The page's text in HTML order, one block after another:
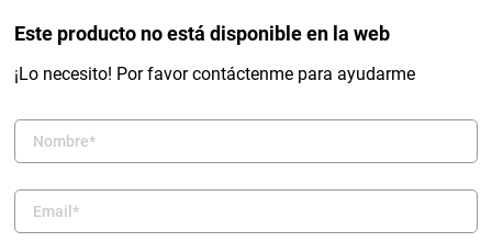
Este producto no está disponible en la web
¡Lo necesito! Por favor contáctenme para ayudarme
7.
citroen c4
8.
yokohama
9.
bmw